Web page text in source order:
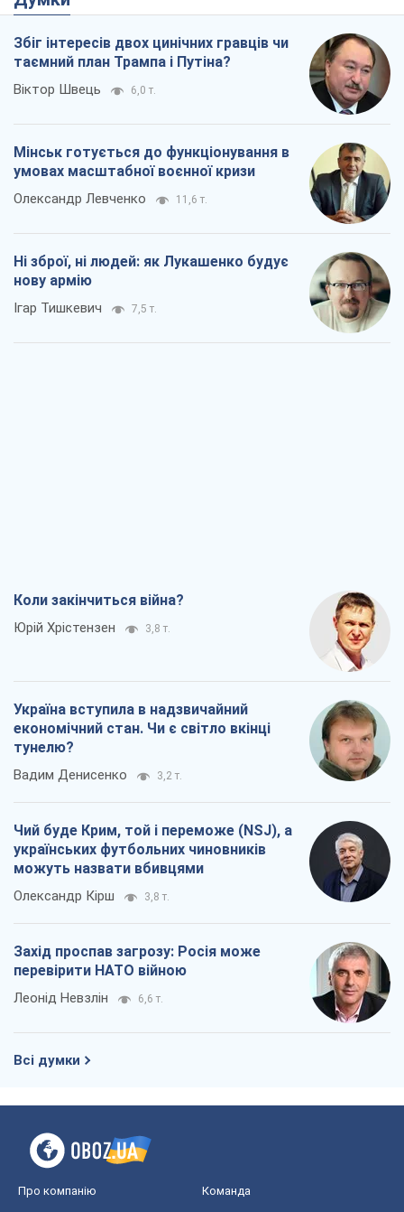
Збіг інтересів двох цинічних гравців чи
таємний план Трампа і Путіна?
Віктор Швець 6,0 т.
Мінськ готується до функціонування в
умовах масштабної воєнної кризи
Олександр Левченко 11,6 т.
Ні зброї, ні людей: як Лукашенко будує
нову армію
Ігар Тишкевич 7,5 т.
Коли закінчиться війна?
Юрій Хрістензен 3,8 т.
Україна вступила в надзвичайний
економічний стан. Чи є світло вкінці
тунелю?
Вадим Денисенко 3,2 т.
Чий буде Крим, той і переможе (NSJ), а
українських футбольних чиновників
можуть назвати вбивцями
Олександр Кірш 3,8 т.
Захід проспав загрозу: Росія може
перевірити НАТО війною
Леонід Невзлін 6,6 т.
Всі думки
Про компанію Команда